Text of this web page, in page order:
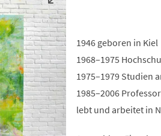
1946 geboren in Kiel
1968–1975
1975–1979 Studien
1985–2006
lebt und arbeitet in